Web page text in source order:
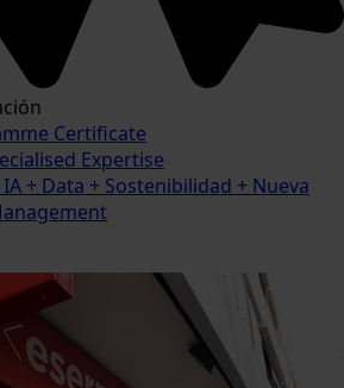
Certificate
Expertise
+ Data + Sostenibilidad + Nueva